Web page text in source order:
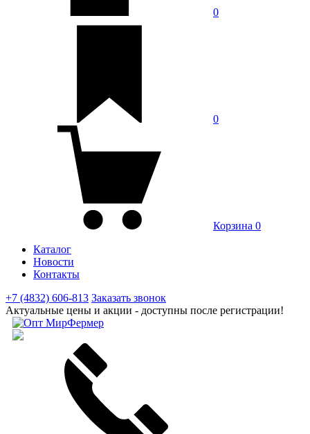
0
0
Корзина 0
Каталог
Новости
Контакты
+7 (4832) 606-813 Заказать звонок
Актуальные цены и акции - доступны после регистрации!